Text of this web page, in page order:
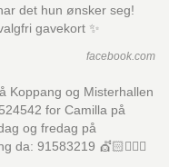
det hun ønsker seg!
gavekort ✨
facebook.com
Koppang og Misterhallen
for Camilla på
og fredag på
da: 91583219 💇🏻💇🏼‍♂️